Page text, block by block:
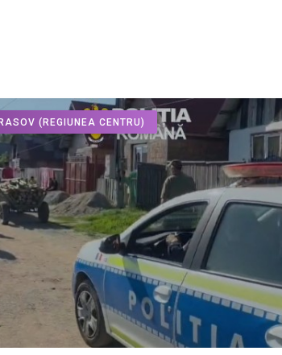
(REGIUNEA CENTRU)